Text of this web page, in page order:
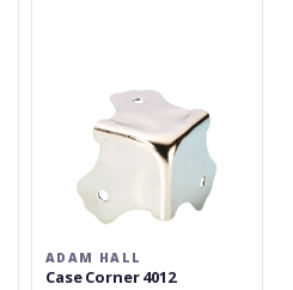
ADAM HALL
Case Corner 4012